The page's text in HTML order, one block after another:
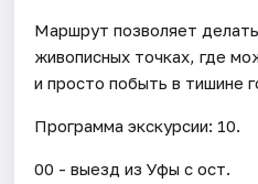
Маршрут позволяет
живописных точках, где
и просто побыть в тишине
Программа экскурсии: 10.
00 - выезд из Уфы с ост.